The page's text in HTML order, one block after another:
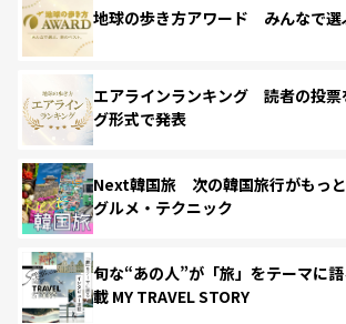
地球の歩き方アワード みんなで選
エアラインランキング 読者の投票
グ形式で発表
Next韓国旅 次の韓国旅行がもっと
グルメ・テクニック
旬な“あの人”が「旅」をテーマに
載 MY TRAVEL STORY